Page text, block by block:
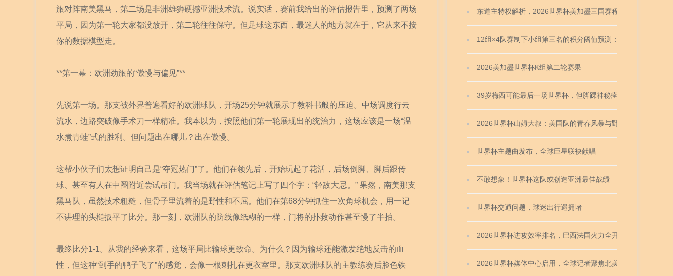
旅对阵南美黑马，第二场是非洲雄狮硬撼亚洲技术流。说实话，赛前我给出的评估报告里，预测了两场
平局，因为第一轮大家都没放开，第二轮往往保守。但足球这东西，最迷人的地方就在于，它从来不按
你的数据模型走。
**第一幕：欧洲劲旅的“傲慢与偏见”**
先说第一场。那支被外界普遍看好的欧洲球队，开场25分钟就展示了教科书般的压迫。中场调度行云
流水，边路突破像手术刀一样精准。我本以为，按照他们第一轮展现出的统治力，这场应该是一场“温
水煮青蛙”式的胜利。但问题出在哪儿？出在傲慢。
这帮小伙子们太想证明自己是“夺冠热门”了。他们在领先后，开始玩起了花活，后场倒脚、脚后跟传
球、甚至有人在中圈附近尝试吊门。我当场就在评估笔记上写了四个字：“轻敌大忌。” 果然，南美那支
黑马队，虽然技术粗糙，但骨子里流着的是野性和不屈。他们在第68分钟抓住一次角球机会，用一记
不讲理的头槌扳平了比分。那一刻，欧洲队的防线像纸糊的一样，门将的扑救动作甚至慢了半拍。
最终比分1-1。从我的经验来看，这场平局比输球更致命。为什么？因为输球还能激发绝地反击的血
性，但这种“到手的鸭子飞了”的感觉，会像一根刺扎在更衣室里。那支欧洲球队的主教练赛后脸色铁
东道主特权解析，2026世界杯美加墨三国赛程优势何
12组×4队赛制下小组第三名的积分阈值预测：2026世
2026美加墨世界杯K组第二轮赛果
39岁梅西可能最后一场世界杯，但脚踝神秘痊愈引发
2026世界杯山姆大叔：美国队的青春风暴与野心
世界杯主题曲发布，全球巨星联袂献唱
不敢想象！世界杯这队或创造亚洲最佳战绩
世界杯交通问题，球迷出行遇拥堵
2026世界杯进攻效率排名，巴西法国火力全开
2026世界杯媒体中心启用，全球记者聚焦北美赛场